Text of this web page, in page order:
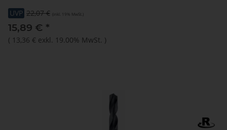
UVP 22,07 € (inkl. 19% MwSt.)
15,89 € *
( 13,36 € exkl. 19.00% MwSt. )